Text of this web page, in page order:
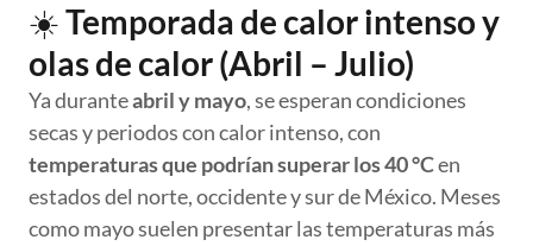
☀️Temporada de calor intenso y
olas de calor (Abril – Julio)
Ya duranteabril y mayo, se esperan condiciones
secas y periodos con calor intenso, con
temperaturas que podrían superar los 40 °Cen
estados del norte, occidente y sur de México. Meses
como mayo suelen presentar las temperaturas más